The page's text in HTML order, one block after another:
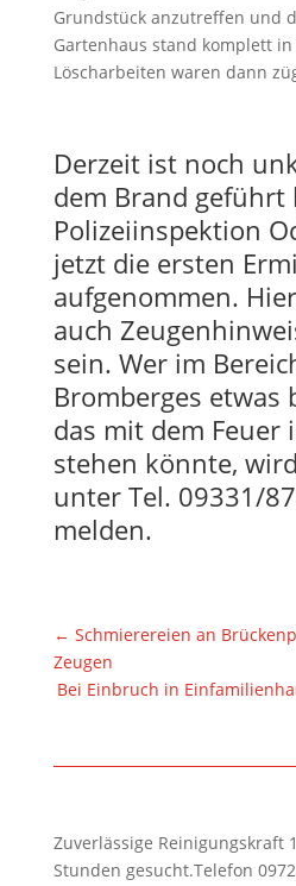
Grundstück anzutreffen und
Gartenhaus stand komplett in
Löscharbeiten waren dann
Derzeit ist noch
dem Brand geführt
Polizeiinspektion
jetzt die ersten
aufgenommen.
auch
sein. Wer im
Bromberges etwas
das mit dem Feuer
stehen könnte,
unter Tel. 09331/
melden.
← Schmierereien an
Zeugen
Bei Einbruch in
Zuverlässige Reinigungskraft
Stunden gesucht.Telefon